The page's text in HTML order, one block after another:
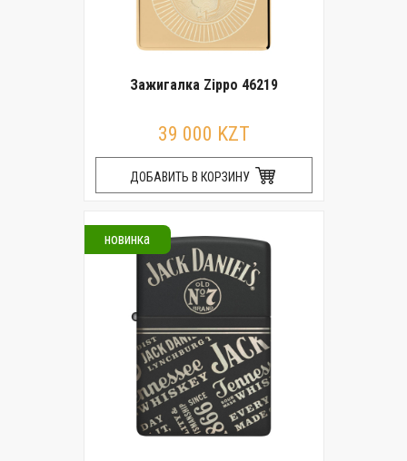
Зажигалка Zippo 46219
39 000 KZT
ДОБАВИТЬ В КОРЗИНУ
новинка